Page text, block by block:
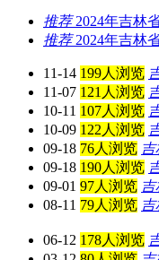
推荐2024年吉林
推荐2024年吉林
11-14 199人浏览
11-07 121人浏览
10-11 107人浏览
10-09 122人浏览
09-18 76人浏览 吉
09-18 190人浏览
09-01 97人浏览 吉
08-11 79人浏览 吉
06-12 178人浏览